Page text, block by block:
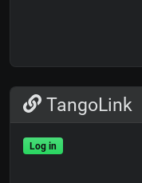
TangoLink
Log in